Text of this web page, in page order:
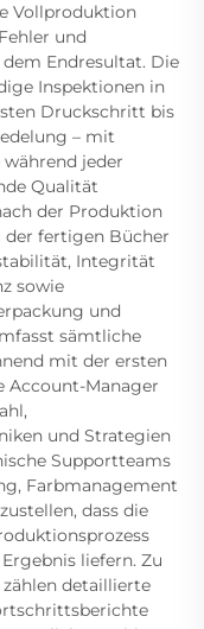
Vollproduktion
und
Endresultat. Die
Inspektionen in
Druckschritt bis
– mit
jeder
Qualität
der Produktion
der fertigen Bücher
Integrität
sowie
und
sämtliche
mit der ersten
Account-Manager
und Strategien
Supportteams
Farbmanagement
dass die
liefern. Zu
detaillierte